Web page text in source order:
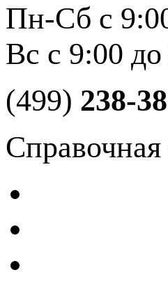
Пн-Сб с
Вс с 9:00
(499) 238-